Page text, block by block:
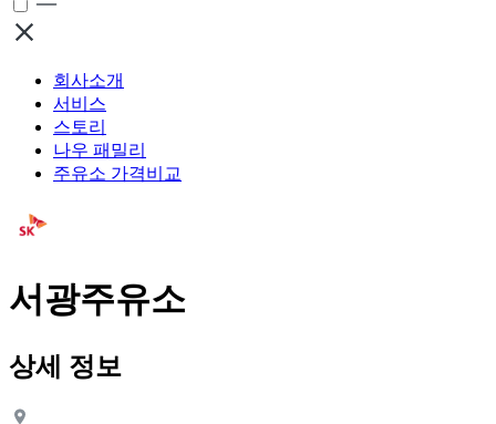
회사소개
서비스
스토리
나우 패밀리
주유소 가격비교
서광주유소
상세 정보